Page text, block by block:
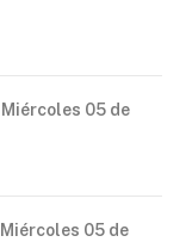
Miércoles 05 de
Miércoles 05 de